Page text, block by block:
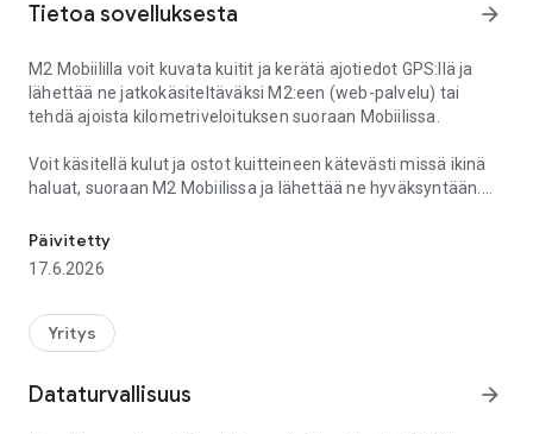
Tietoa sovelluksesta arrow_forward
M2 Mobiililla voit kuvata kuitit ja kerätä ajotiedot GPS:llä ja
lähettää ne jatkokäsiteltäväksi M2:een (web-palvelu) tai
tehdä ajoista kilometriveloituksen suoraan Mobiilissa.
Voit käsitellä kulut ja ostot kuitteineen kätevästi missä ikinä
haluat, suoraan M2 Mobiilissa ja lähettää ne hyväksyntään.
niin nyt voit hyväksyä lähes kaikki nämä tapahtumat suoraan
Mobiilissa. Tarvittaessa voit myös käyttää M2 Blue -
M2 Mobiilin käyttö edellyttää, että sinulla on henkilökohtaiset
tunnukset M2 SaaS-palveluun, ja että organisaatiosi on
toiminnallisuuksista on asiakaskohtaisesti valinnaisia
Päivitetty
17.6.2026
Yritys
Dataturvallisuus arrow_forward